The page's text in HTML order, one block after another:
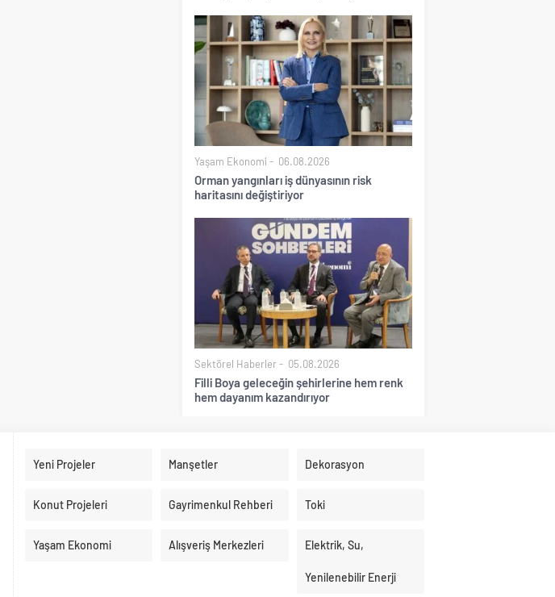
Yaşam Ekonomi 06.08.2026
Orman yangınları iş dünyasının risk
haritasını değiştiriyor
Sektörel Haberler 05.08.2026
Filli Boya geleceğin şehirlerine hem renk
hem dayanım kazandırıyor
Yeni Projeler Manşetler Dekorasyon
Konut Projeleri Gayrimenkul Rehberi Toki
Yaşam Ekonomi Alışveriş Merkezleri Elektrik, Su,
Yenilenebilir Enerji